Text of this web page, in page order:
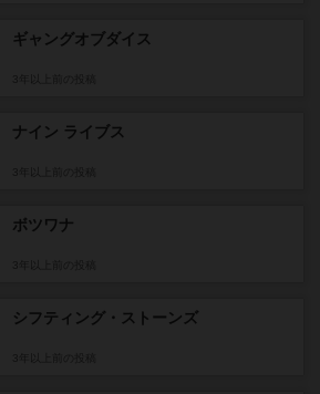
ギャングオブダイス
ナイン ライブス
ボツワナ
シフティング・ストーンズ